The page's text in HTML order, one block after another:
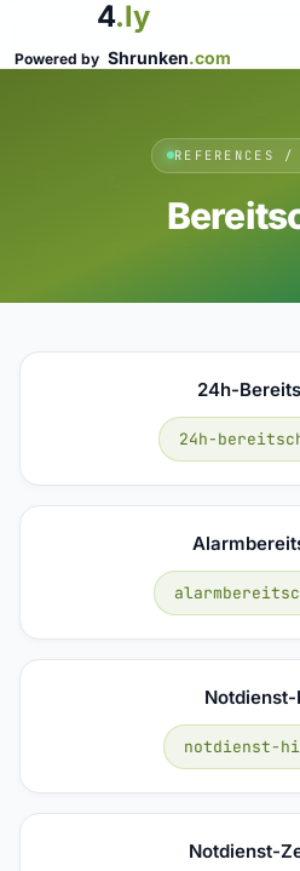
4.ly
Powered by Shrunken.com
REFERENCES /
24h-
24h-
notdienst-
Notdienst-